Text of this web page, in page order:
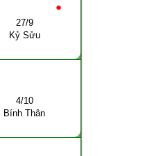
●
27/9
Kỷ Sửu
4/10
Bính Thân